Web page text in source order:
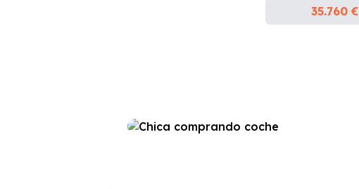
35.760 €